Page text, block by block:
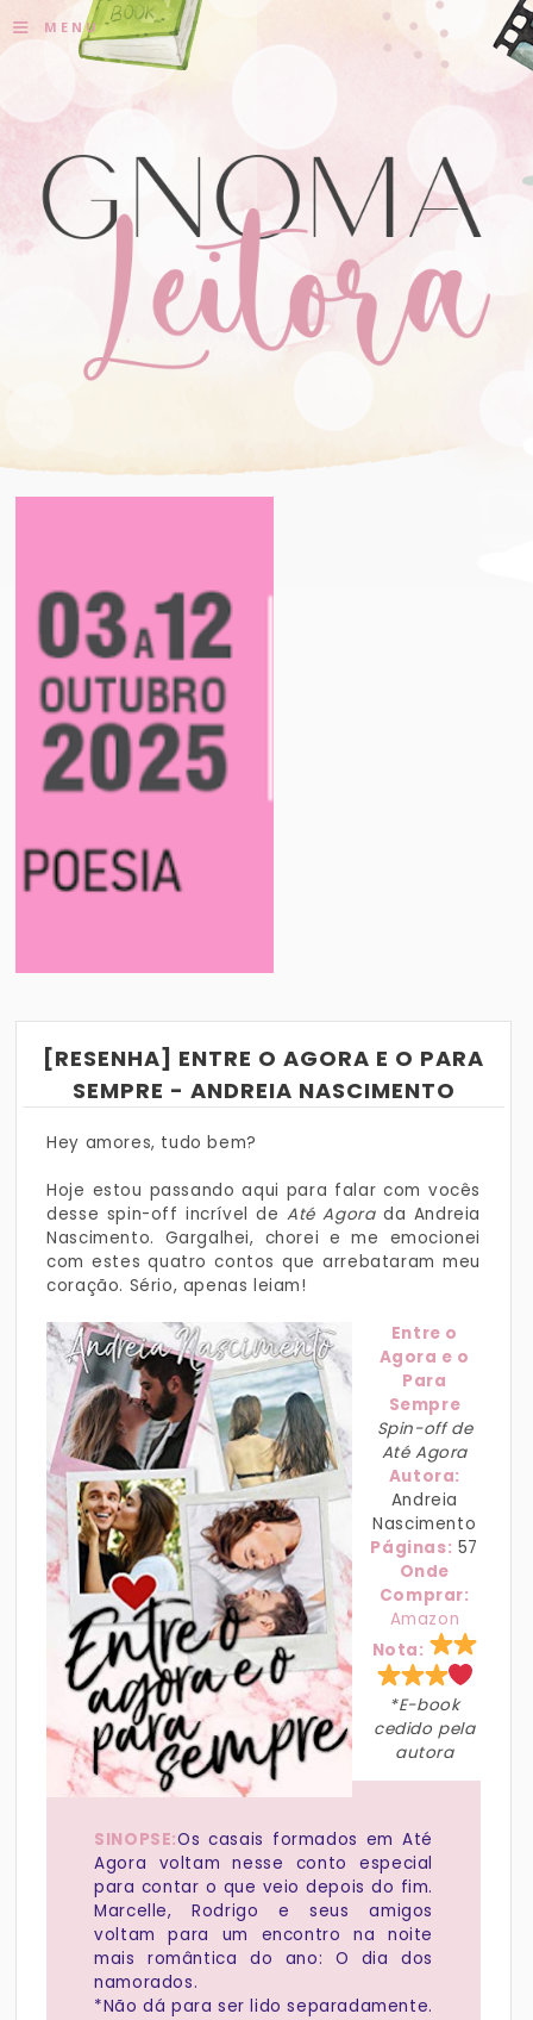
≡ MENU
2025: TUDO QUE VOCÊ
LIVROS QUE PROMETEM GRANDES
[RESENHA] ENTRE O AGORA E O PARA
SEMPRE - ANDREIA NASCIMENTO
Hey amores, tudo bem?
Hoje estou passando aqui para falar com vocês
desse spin-off incrível deAté Agorada Andreia
Nascimento. Gargalhei, chorei e me emocionei
com estes quatro contos que arrebataram meu
coração. Sério, apenas leiam!
Entre o
Agora e o
Para
Sempre
Spin-off de
Até Agora
Autora:
Andreia
Nascimento
Páginas: 57
Onde
Comprar:
Amazon
Nota:
*E-book
cedido pela
autora
SINOPSE:Os casais formados em Até
Agora voltam nesse conto especial
para contar o que veio depois do fim.
Marcelle, Rodrigo e seus amigos
voltam para um encontro na noite
mais romântica do ano: O dia dos
namorados.
*Não dá para ser lido separadamente.